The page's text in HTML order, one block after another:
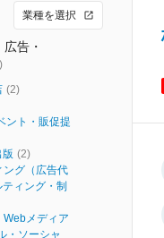
業種を選択
告・
)
(2)
ント・販促提
版 (2)
ング（広告代
ィング・制
メディア
・ソーシャ